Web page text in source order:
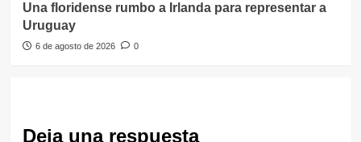
Una floridense rumbo a Irlanda para representar a
Uruguay
6 de agosto de 2026 0
Deja una respuesta